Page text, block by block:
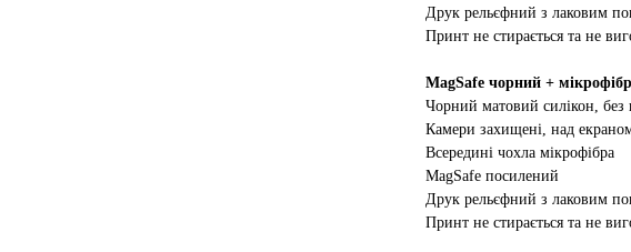
Друк рельєфний з лаковим
Принт не стирається та не
MagSafe чорний +
Чорний матовий силікон, без
Камери захищені, над
Всередині чохла мікрофібра
MagSafe посилений
Друк рельєфний з лаковим
Принт не стирається та не